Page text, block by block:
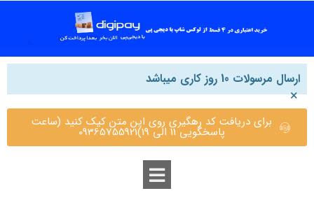
ارسال مرسولات 10 روز کاری میباشد
×
برای دریافت کد رهگیری روی این متن کیک کنید (ساعت
پاسخگویی 11 الی 19)09365755921